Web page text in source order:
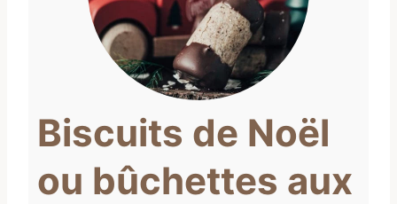
Biscuits de Noël
ou bûchettes aux